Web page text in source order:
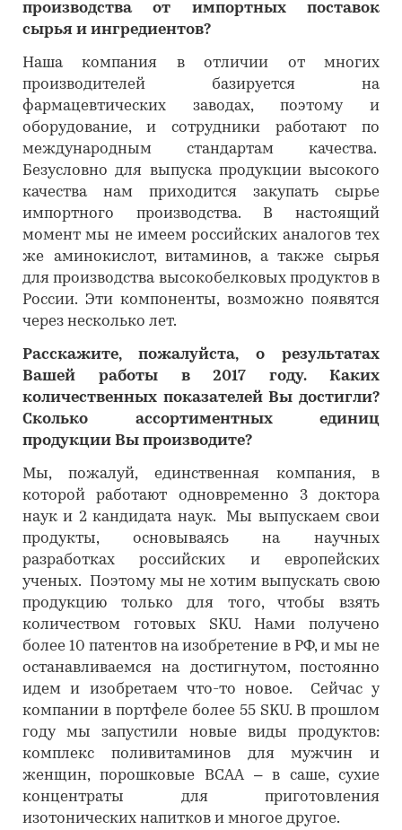
производства от импортных поставок
сырья и ингредиентов?
Наша компания в отличии от многих
производителей базируется на
фармацевтических заводах, поэтому и
оборудование, и сотрудники работают по
международным стандартам качества.
Безусловно для выпуска продукции высокого
качества нам приходится закупать сырье
импортного производства. В настоящий
момент мы не имеем российских аналогов тех
же аминокислот, витаминов, а также сырья
для производства высокобелковых продуктов в
России. Эти компоненты, возможно появятся
через несколько лет.
Расскажите, пожалуйста, о результатах
Вашей работы в 2017 году. Каких
количественных показателей Вы достигли?
Сколько ассортиментных единиц
продукции Вы производите?
Мы, пожалуй, единственная компания, в
которой работают одновременно 3 доктора
наук и 2 кандидата наук. Мы выпускаем свои
продукты, основываясь на научных
разработках российских и европейских
ученых. Поэтому мы не хотим выпускать свою
продукцию только для того, чтобы взять
количеством готовых SKU. Нами получено
более 10 патентов на изобретение в РФ, и мы не
останавливаемся на достигнутом, постоянно
идем и изобретаем что-то новое. Сейчас у
компании в портфеле более 55 SKU. В прошлом
году мы запустили новые виды продуктов:
комплекс поливитаминов для мужчин и
женщин, порошковые ВСАА – в саше, сухие
концентраты для приготовления
изотонических напитков и многое другое.